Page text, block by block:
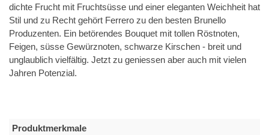
dichte Frucht mit Fruchtsüsse und einer eleganten Weichheit hat
Stil und zu Recht gehört Ferrero zu den besten Brunello
Produzenten. Ein betörendes Bouquet mit tollen Röstnoten,
Feigen, süsse Gewürznoten, schwarze Kirschen - breit und
unglaublich vielfältig. Jetzt zu geniessen aber auch mit vielen
Jahren Potenzial.
Produktmerkmale